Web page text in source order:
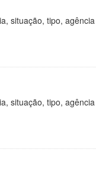
situação, tipo,
situação, tipo,